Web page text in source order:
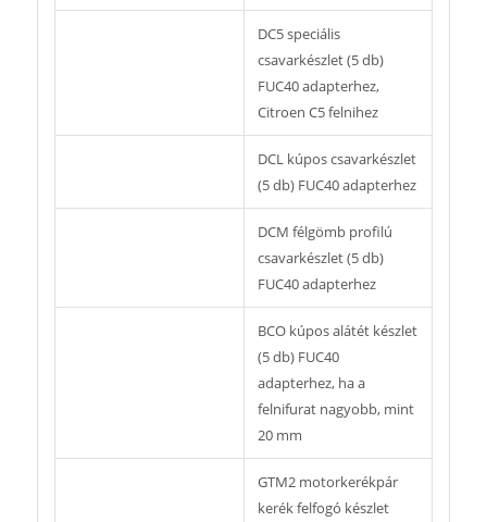
DC5 speciális
csavarkészlet (5 db)
FUC40 adapterhez,
Citroen C5 felnihez
DCL kúpos csavarkészlet
(5 db) FUC40 adapterhez
DCM félgömb profilú
csavarkészlet (5 db)
FUC40 adapterhez
BCO kúpos alátét készlet
(5 db) FUC40
adapterhez, ha a
felnifurat nagyobb, mint
20 mm
GTM2 motorkerékpár
kerék felfogó készlet